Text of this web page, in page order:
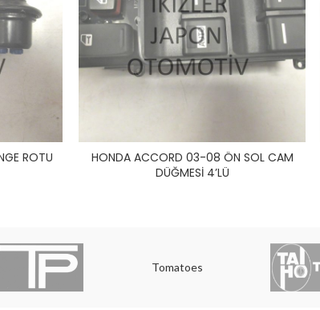
ROTU
HONDA ACCORD 03-08 ÖN SOL CAM
DÜĞMESİ 4’LÜ
Tomatoes